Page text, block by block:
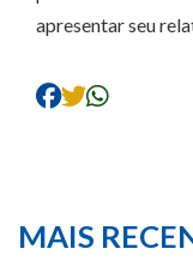
apresentar seu
MAIS